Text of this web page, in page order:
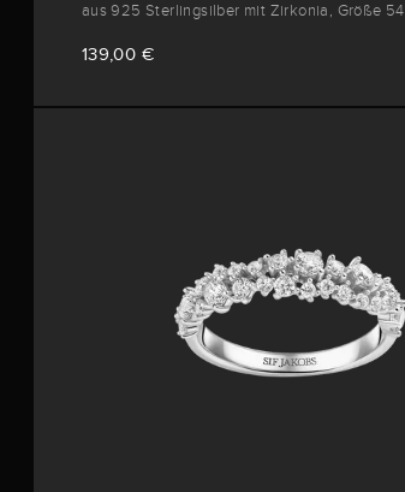
aus 925 Sterlingsilber mit Zirkonia, Größe 54
139,00 €